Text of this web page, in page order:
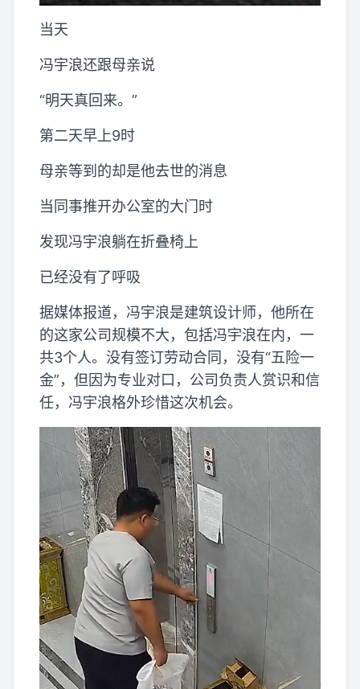
当天
冯宇浪还跟母亲说
“明天真回来。”
第二天早上9时
母亲等到的却是他去世的消息
当同事推开办公室的大门时
发现冯宇浪躺在折叠椅上
已经没有了呼吸
据媒体报道，冯宇浪是建筑设计师，他所在
的这家公司规模不大，包括冯宇浪在内，一
共3个人。没有签订劳动合同，没有“五险一
金”，但因为专业对口，公司负责人赏识和信
任，冯宇浪格外珍惜这次机会。